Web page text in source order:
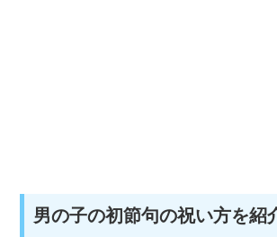
男の子の初節句の祝い方を紹